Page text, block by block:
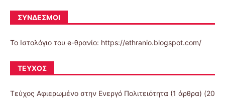
ΣΎΝΔΕΣΜΟΙ
Το Ιστολόγιο του e-θρανίο: https://ethranio.blogspot.com/
ΤΕΎΧΟΣ
Τεύχος Αφιερωμένο στην Ενεργό Πολιτειότητα (1 άρθρα) (20